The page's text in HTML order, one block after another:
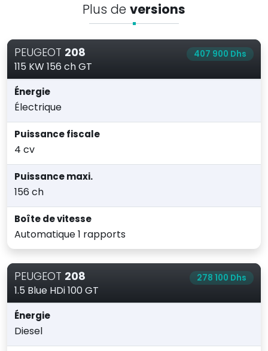
Plus de versions
PEUGEOT 208
115 KW 156 ch GT
407 900 Dhs
Énergie
Électrique
Puissance fiscale
4 cv
Puissance maxi.
156 ch
Boîte de vitesse
Automatique 1 rapports
PEUGEOT 208
1.5 Blue HDi 100 GT
278 100 Dhs
Énergie
Diesel